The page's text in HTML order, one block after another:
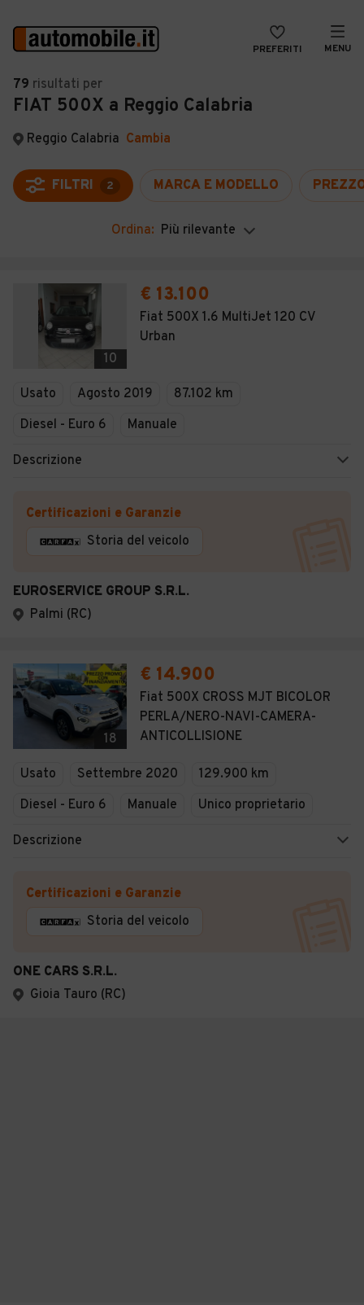
PREFERITI MENU
Auto
Auto usate
Auto Km 0
Auto Nuove
Noleggio a lungo termine
Moto
Camper
Veicoli Commerciali
VENDI
MAGAZINE
ACCEDI
79 risultati per
FIAT 500X a Reggio Calabria
Reggio Calabria Cambia
FILTRI 2 MARCA E MODELLO
Ordina: Più rilevante
10
€ 13.100
Fiat 500X 1.6 MultiJet 120 CV
Urban
Usato Agosto 2019
87.102 km
Diesel - Euro 6
Manuale
Descrizione
Certificazioni e Garanzie
Storia del veicolo
EUROSERVICE GROUP S.R.L.
Palmi (RC)
18
€ 14.900
Fiat 500X CROSS MJT BICOLOR
PERLA/NERO-NAVI-CAMERA-
ANTICOLLISIONE
Usato Settembre 2020
129.900 km
Diesel - Euro 6
Manuale Unico proprietario
Descrizione
Certificazioni e Garanzie
Storia del veicolo
ONE CARS S.R.L.
Gioia Tauro (RC)